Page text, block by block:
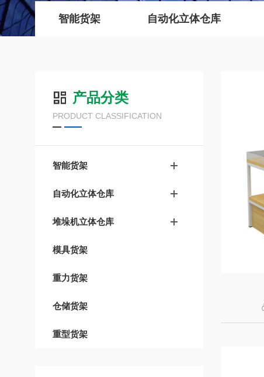
智能货架 自动化立体仓库
产品分类
PRODUCT CLASSIFICATION
智能货架
自动化立体仓库
堆垛机立体仓库
模具货架
重力货架
仓储货架
重型货架